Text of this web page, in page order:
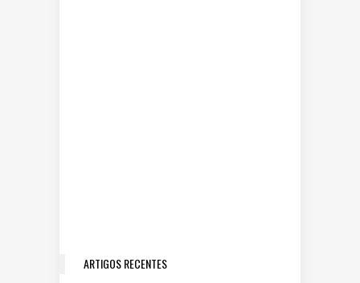
ARTIGOS RECENTES